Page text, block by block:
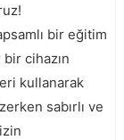
bir eğitim
cihazın
kullanarak
sabırlı ve